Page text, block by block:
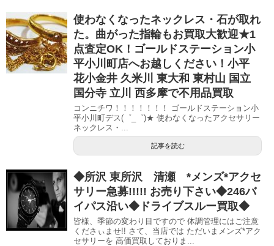
使わなくなったネックレス・石が取れ
た。曲がった指輪もお買取大歓迎★1
点査定OK！ゴールドステーション小
平小川町店へお越しください！小平
花小金井 久米川 東大和 東村山 国立
国分寺 立川 西多摩で不用品買取
コンニチワ！！！！！！！ ゴールドステーション小
平小川町デス(゜_゜)★ 使わなくなったアクセサリー
ネックレス・...
記事を読む
◆所沢 東所沢 清瀬 *メンズ*アクセ
サリー急募!!!!! お売り下さい◆246バ
イパス沿い◆ドライブスルー買取◆
皆様、季節の変わり目ですので 体調管理にはご注意
くださぃませ!! さて、当店では ただいまメンズ*アク
セサリーを 高価買取しておりま...